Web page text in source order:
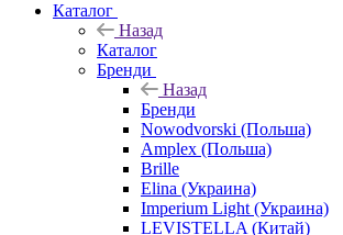
Каталог
Назад
Каталог
Бренди
Назад
Бренди
Nowodvorski (Польша)
Amplex (Польша)
Brille
Elina (Украина)
Imperium Light (Украина)
LEVISTELLA (Китай)